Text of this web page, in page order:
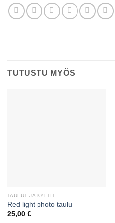
TUTUSTU MYÖS
TAULUT JA KYLTIT
Red light photo taulu
25,00 €